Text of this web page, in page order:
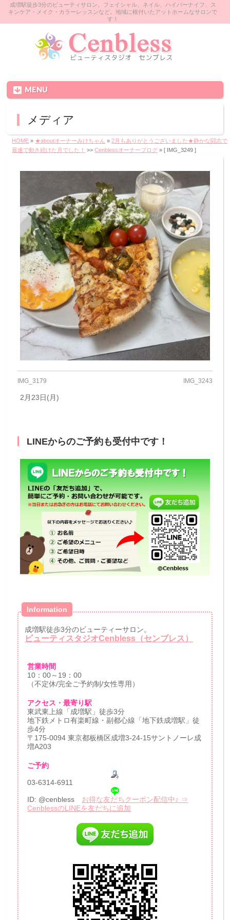
成増駅徒歩3分のビューティサロン。フェイシャル、ネイル、ハイパーナイフ、ス
キンケア・メイク・カラーレッスンなど。地域に根付いたアットホームなサロンで
す！
MENU
メディア
HOME » ★aboutオーナーみけちゃん »2月もありがとうございました★静かな闘志で
最速で動き続けた月でした！
>>Cenblessオーナーブログ » [ IMG_3249 ]
IMG_3179 IMG_3243
2月23日(月)
LINEからのご予約も受付中です！
Information
成増駅徒歩3分のビューティーサロン。
ビューティスタジオCenbless（センブレス）
営業時間
10：00～19：00
（不定休/完全ご予約制/女性専用）
アクセス・最寄り駅
東武東上線「成増駅」徒歩3分
地下鉄メトロ有楽町線・副都心線「地下鉄成増駅」徒
歩4分
〒175-0094 東京都板橋区成増3-24-15サントノーレ成
増A203
ご予約
03-6314-6911
ID: @cenbless お得な友だちクーポン配信中♪ ⇒
CenblessのLINEを友だちに追加